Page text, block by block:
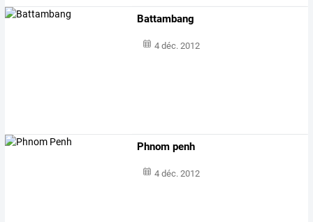
Battambang
4 déc. 2012
Phnom penh
4 déc. 2012